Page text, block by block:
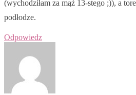
(wychodziłam za mąż 13-stego ;)), a
podłodze.
Odpowiedz